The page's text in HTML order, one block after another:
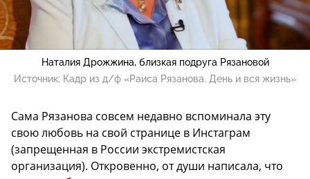
Наталия Дрожжина, близкая подруга Рязановой
Источник: Кадр из д/ф «Раиса Рязанова. День и вся жизнь»
Сама Рязанова совсем недавно вспоминала эту
свою любовь на свой странице в Инстаграм
(запрещенная в России экстремистская
организация). Откровенно, от души написала, что